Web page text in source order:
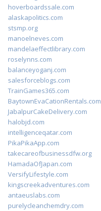
hoverboardssale.com
alaskapolitics.com
stsmp.org
manoelneves.com
mandelaeffectlibrary.com
roselynns.com
balanceyoganj.com
salesforceblogs.com
TrainGames365.com
BaytownEvaCationRentals.com
JabalpurCakeDelivery.com
halobjd.com
intelligenceqatar.com
PikaPikaApp.com
takecareofbusinessdfw.org
HamadaOfJapan.com
VersifyLifestyle.com
kingscreekadventures.com
antaeuslabs.com
purelycleanchemdry.com